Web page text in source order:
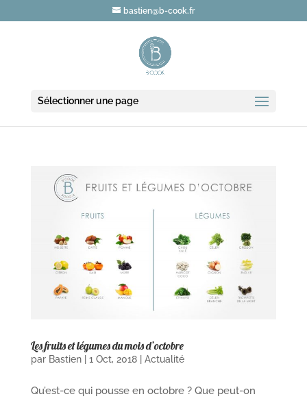
bastien@b-cook.fr
Sélectionner une page
Les fruits et légumes du mois d’octobre
par Bastien| 1 Oct, 2018| Actualité
Qu’est-ce qui pousse en octobre ? Que peut-on